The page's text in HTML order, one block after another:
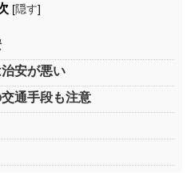
[隠す]
安が悪い
通手段も注意